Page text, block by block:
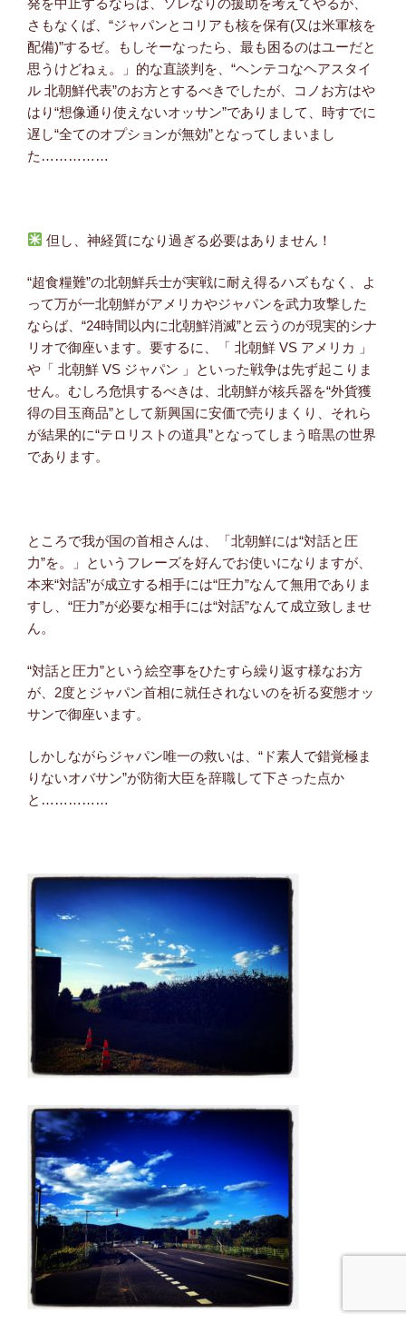
さもなくば、“ジャパンとコリアも核を保有(又は米軍核を
配備)”するゼ。もしそーなったら、最も困るのはユーだと
思うけどねぇ。」的な直談判を、“ヘンテコなヘアスタイ
ル 北朝鮮代表”のお方とするべきでしたが、コノお方はや
はり“想像通り使えないオッサン”でありまして、時すでに
遅し“全てのオプションが無効”となってしまいまし
た……………
但し、神経質になり過ぎる必要はありません！
“超食糧難”の北朝鮮兵士が実戦に耐え得るハズもなく、よ
って万が一北朝鮮がアメリカやジャパンを武力攻撃した
ならば、“24時間以内に北朝鮮消滅”と云うのが現実的シナ
リオで御座います。要するに、「 北朝鮮 VS アメリカ 」
や「 北朝鮮 VS ジャパン 」といった戦争は先ず起こりま
せん。むしろ危惧するべきは、北朝鮮が核兵器を“外貨獲
得の目玉商品”として新興国に安価で売りまくり、それら
が結果的に“テロリストの道具”となってしまう暗黒の世界
であります。
ところで我が国の首相さんは、「北朝鮮には“対話と圧
力”を。」というフレーズを好んでお使いになりますが、
本来“対話”が成立する相手には“圧力”なんて無用でありま
すし、“圧力”が必要な相手には“対話”なんて成立致しませ
ん。
“対話と圧力”という絵空事をひたすら繰り返す様なお方
が、2度とジャパン首相に就任されないのを祈る変態オッ
サンで御座います。
しかしながらジャパン唯一の救いは、“ド素人で錯覚極ま
りないオバサン”が防衛大臣を辞職して下さった点か
と……………